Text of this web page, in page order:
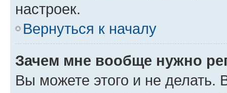
настроек.
Вернуться к началу
Зачем мне вообще нужно
Вы можете этого и не делать.